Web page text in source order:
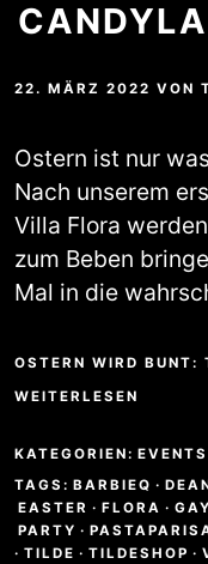
22. MÄRZ 2022 VON
Ostern ist nur
Nach unserem
Villa Flora
zum Beben
Mal in die
OSTERN WIRD BUNT:
WEITERLESEN
KATEGORIEN: EVENTS
TAGS: BARBIEQ ·
EASTER · FLORA · GAY
PARTY ·
· TILDE · TILDESHOP ·